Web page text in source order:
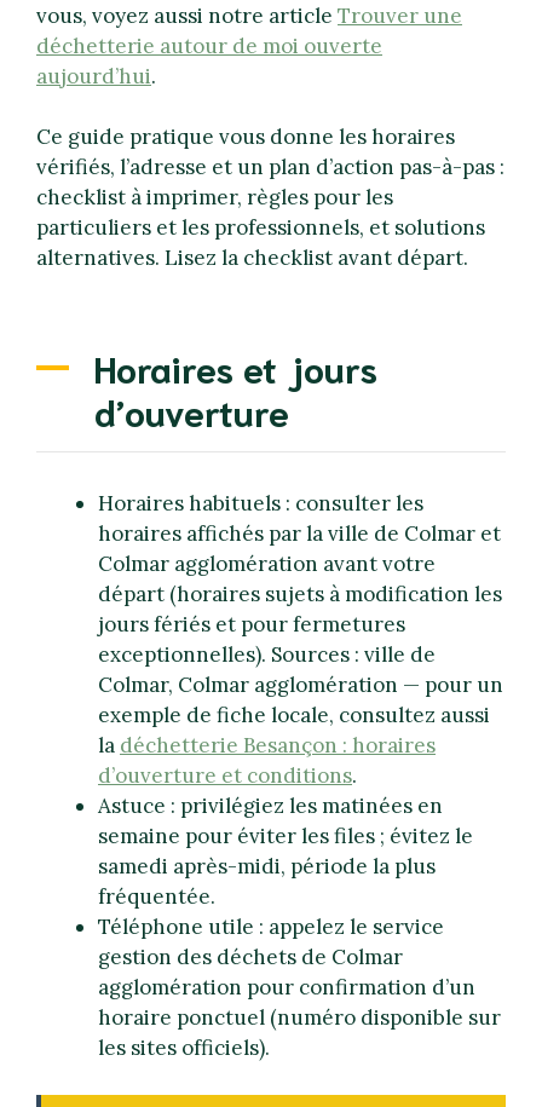
vous, voyez aussi notre article Trouver une
déchetterie autour de moi ouverte
aujourd’hui.
Ce guide pratique vous donne les horaires
vérifiés, l’adresse et un plan d’action pas-à-pas :
checklist à imprimer, règles pour les
particuliers et les professionnels, et solutions
alternatives. Lisez la checklist avant départ.
Horaires et jours
d’ouverture
Horaires habituels : consulter les
horaires affichés par la ville de Colmar et
Colmar agglomération avant votre
départ (horaires sujets à modification les
jours fériés et pour fermetures
exceptionnelles). Sources : ville de
Colmar, Colmar agglomération — pour un
exemple de fiche locale, consultez aussi
la déchetterie Besançon : horaires
d’ouverture et conditions.
Astuce : privilégiez les matinées en
semaine pour éviter les files ; évitez le
samedi après-midi, période la plus
fréquentée.
Téléphone utile : appelez le service
gestion des déchets de Colmar
agglomération pour confirmation d’un
horaire ponctuel (numéro disponible sur
les sites officiels).